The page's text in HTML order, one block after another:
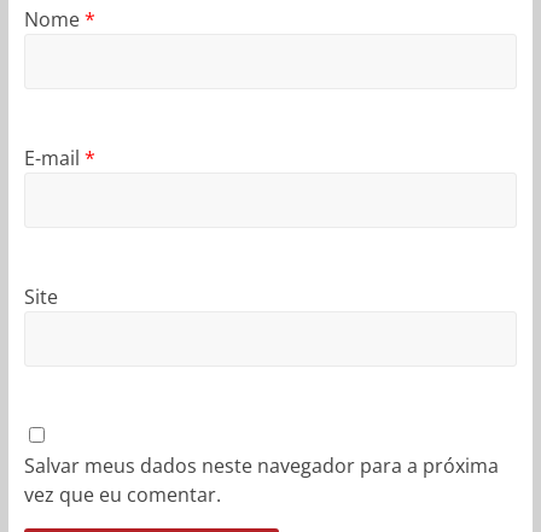
Nome*
E-mail *
Site
Salvar meus dados neste navegador para a próxima
vez que eu comentar.